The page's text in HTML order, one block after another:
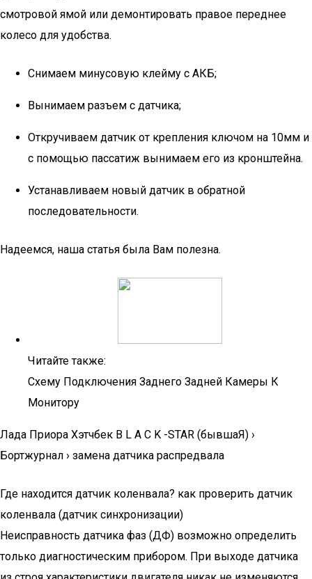
смотровой ямой или демонтировать правое переднее
колесо для удобства.
Снимаем минусовую клейму с АКБ;
Вынимаем разъем с датчика;
Откручиваем датчик от крепления ключом на 10мм и
с помощью пассатиж вынимаем его из кронштейна.
Устанавливаем новый датчик в обратной
последовательности.
Надеемся, наша статья была Вам полезна.
Читайте также:
Схему Подключения Заднего Задней Камеры К
Монитору
Лада Приора Хэтчбек B L A C K -STAR (бывшаЯ) ›
Бортжурнал › замена датчика распредвала
Где находится датчик коленвала? как проверить датчик
коленвала (датчик синхронизации)
Неисправность датчика фаз (ДФ) возможно определить
только диагностическим прибором. При выходе датчика